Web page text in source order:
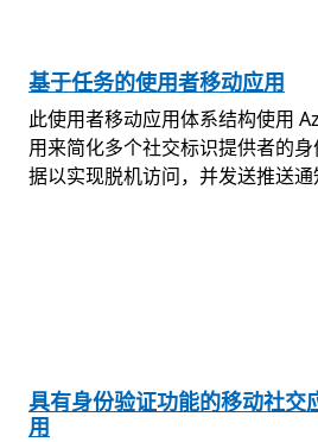
基于任务的使用者移动应用
此使用者移动应用体系结构使用
用来简化多个社交标识提供者的
据以实现脱机访问，并发送推送通
具有身份验证功能的移动社交
用